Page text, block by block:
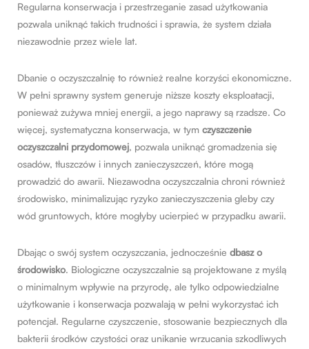
Regularna konserwacja i przestrzeganie zasad użytkowania
pozwala uniknąć takich trudności i sprawia, że system działa
niezawodnie przez wiele lat.
Dbanie o oczyszczalnię to również realne korzyści ekonomiczne.
W pełni sprawny system generuje niższe koszty eksploatacji,
ponieważ zużywa mniej energii, a jego naprawy są rzadsze. Co
więcej, systematyczna konserwacja, w tym czyszczenie
oczyszczalni przydomowej, pozwala uniknąć gromadzenia się
osadów, tłuszczów i innych zanieczyszczeń, które mogą
prowadzić do awarii. Niezawodna oczyszczalnia chroni również
środowisko, minimalizując ryzyko zanieczyszczenia gleby czy
wód gruntowych, które mogłyby ucierpieć w przypadku awarii.
Dbając o swój system oczyszczania, jednocześnie dbasz o
środowisko. Biologiczne oczyszczalnie są projektowane z myślą
o minimalnym wpływie na przyrodę, ale tylko odpowiedzialne
użytkowanie i konserwacja pozwalają w pełni wykorzystać ich
potencjał. Regularne czyszczenie, stosowanie bezpiecznych dla
bakterii środków czystości oraz unikanie wrzucania szkodliwych